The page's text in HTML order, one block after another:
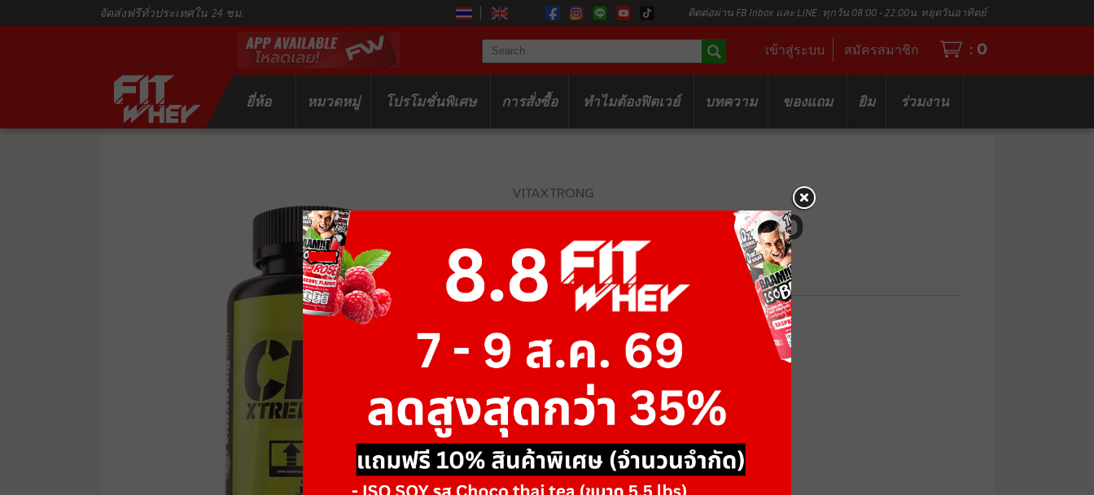
จัดส่งฟรีทั่วประเทศใน 24 ชม. ติดต่อผ่าน FB Inbox และ LINE: ทุกวัน 08:00 - 22:00น. หยุดวันอาทิตย์
เข้าสู่ระบบ สมัครสมาชิก : 0
ยี่ห้อ หมวดหมู่ โปรโมชั่นพิเศษ การสั่งซื้อ ทำไมต้องฟิตเวย์ บทความ ของแถม ยิม ร่วมงาน
VITAXTRONG
CLA XTREME 1500
฿1,500
ขนาด 90 softgels
รสชาติ/ตัวเลือก (For 45 Days)